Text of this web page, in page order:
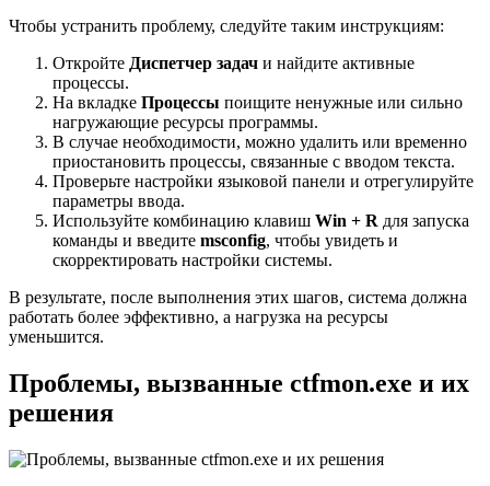
Чтобы устранить проблему, следуйте таким инструкциям:
Откройте Диспетчер задач и найдите активные
процессы.
На вкладке Процессы поищите ненужные или сильно
нагружающие ресурсы программы.
В случае необходимости, можно удалить или временно
приостановить процессы, связанные с вводом текста.
Проверьте настройки языковой панели и отрегулируйте
параметры ввода.
Используйте комбинацию клавиш Win + R для запуска
команды и введите msconfig, чтобы увидеть и
скорректировать настройки системы.
В результате, после выполнения этих шагов, система должна
работать более эффективно, а нагрузка на ресурсы
уменьшится.
Проблемы, вызванные ctfmon.exe и их
решения